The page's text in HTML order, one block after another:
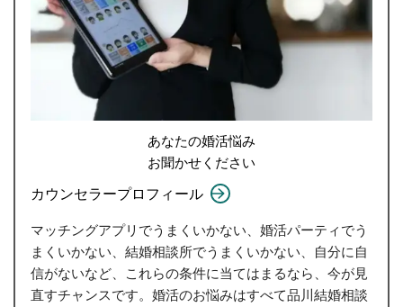
あなたの婚活悩み
お聞かせください
カウンセラープロフィール
マッチングアプリでうまくいかない、婚活パーティでう
まくいかない、結婚相談所でうまくいかない、自分に自
信がないなど、これらの条件に当てはまるなら、今が見
直すチャンスです。婚活のお悩みはすべて品川結婚相談